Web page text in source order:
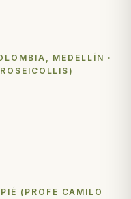
MEDELLÍN ·
(PROFE CAMILO